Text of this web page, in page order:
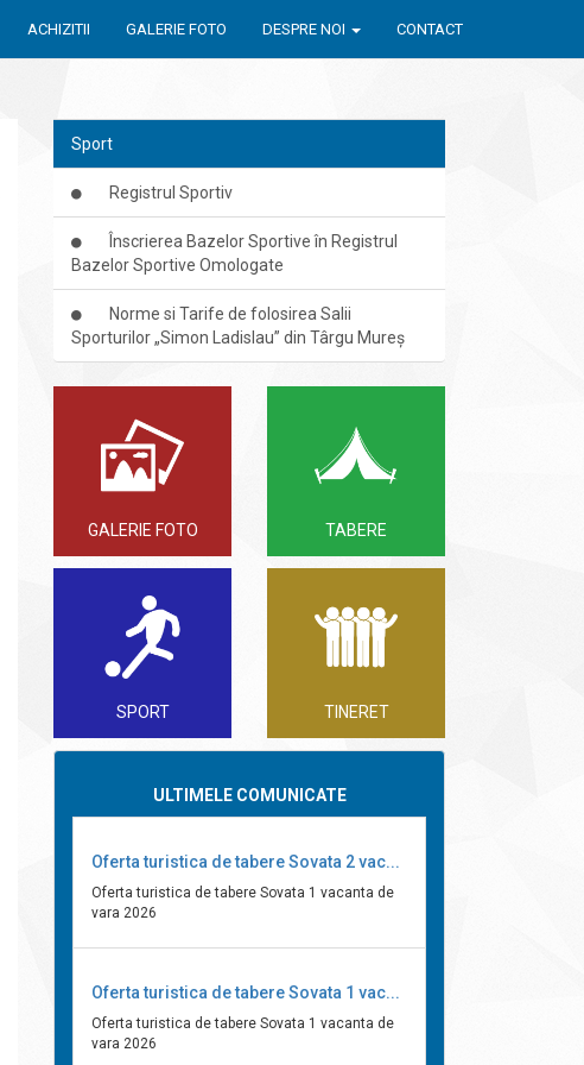
ACHIZITII GALERIE FOTO DESPRE NOI CONTACT
Sport
Registrul Sportiv
Înscrierea Bazelor Sportive în Registrul
Bazelor Sportive Omologate
Norme si Tarife de folosirea Salii
Sporturilor „Simon Ladislau” din Târgu Mureș
GALERIE FOTO TABERE
SPORT TINERET
ULTIMELE COMUNICATE
Oferta turistica de tabere Sovata 2 vac...
Oferta turistica de tabere Sovata 1 vacanta de
vara 2026
Oferta turistica de tabere Sovata 1 vac...
Oferta turistica de tabere Sovata 1 vacanta de
vara 2026